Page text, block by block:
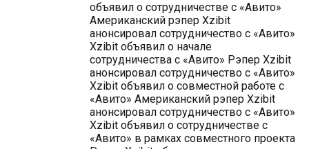
объявил о сотрудничестве с «Авито»
Американский рэпер Xzibit
анонсировал сотрудничество с «Авито»
Xzibit объявил о начале
сотрудничества с «Авито» Рэпер Xzibit
анонсировал сотрудничество с «Авито»
Xzibit объявил о совместной работе с
«Авито» Американский рэпер Xzibit
анонсировал сотрудничество с «Авито»
Xzibit объявил о сотрудничестве с
«Авито» в рамках совместного проекта